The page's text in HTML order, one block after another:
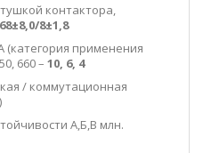
контактора,
68±8,0/8±1,8
применения
660 – 10, 6, 4
/ коммутационная
А,Б,В млн.